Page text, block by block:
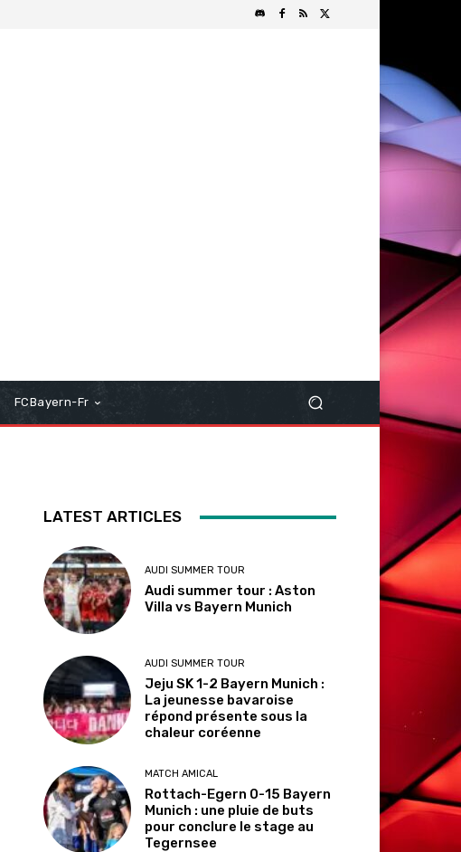
FCBayern-Fr
LATEST ARTICLES
AUDI SUMMER TOUR
Audi summer tour : Aston
Villa vs Bayern Munich
AUDI SUMMER TOUR
Jeju SK 1-2 Bayern Munich :
La jeunesse bavaroise
répond présente sous la
chaleur coréenne
MATCH AMICAL
Rottach-Egern 0-15 Bayern
Munich : une pluie de buts
pour conclure le stage au
Tegernsee